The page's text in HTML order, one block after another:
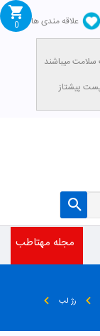
علاقه مندی ها
0
مجله مهتاطب
رژ لب